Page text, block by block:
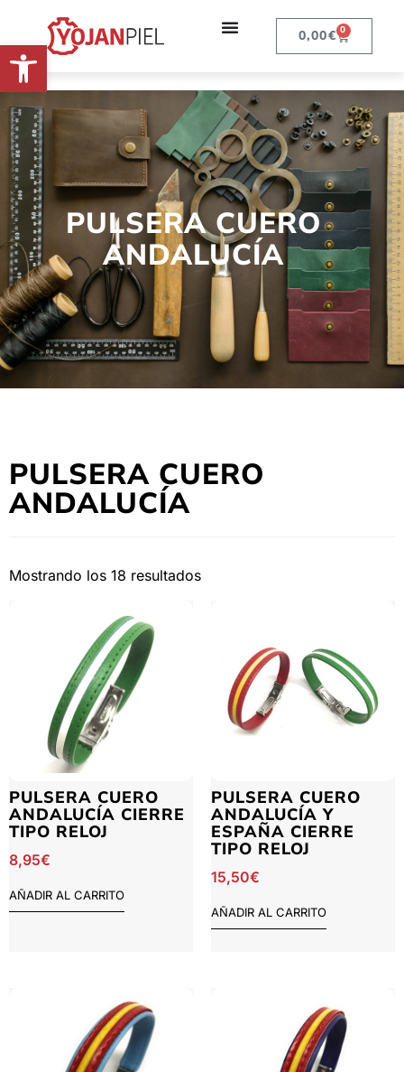
Abrir barra de herramientas 0,00€ 0
PULSERA CUERO
ANDALUCÍA
PULSERA CUERO
ANDALUCÍA
Mostrando los 18 resultados
PULSERA CUERO
ANDALUCÍA CIERRE
TIPO RELOJ
8,95€
AÑADIR AL CARRITO
PULSERA CUERO
ANDALUCÍA Y
ESPAÑA CIERRE
TIPO RELOJ
15,50€
AÑADIR AL CARRITO